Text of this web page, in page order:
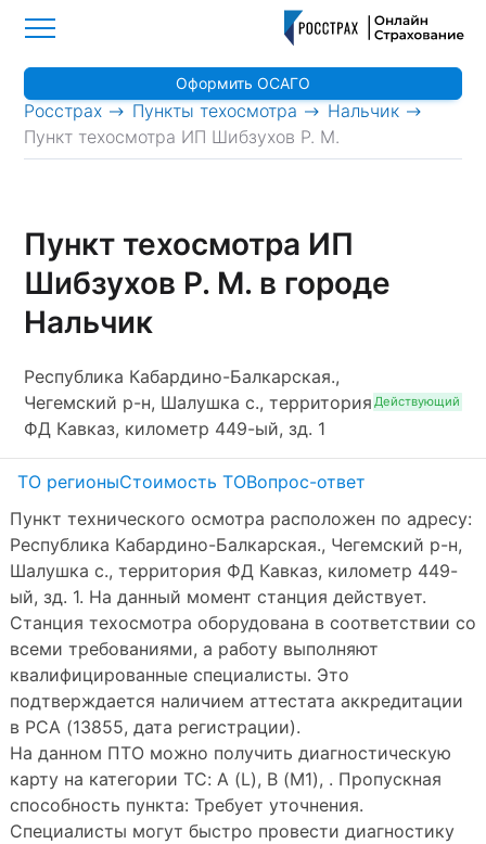
Росстрах > Пункты техосмотра > Нальчик >
Пункт техосмотра ИП Шибзухов Р. М.
Оформить ОСАГО
Пункт техосмотра ИП
Шибзухов Р. М. в городе
Нальчик
Республика Кабардино-Балкарская.,
Чегемский р-н, Шалушка с., территория
ФД Кавказ, километр 449-ый, зд. 1
Действующий
ТО регионыСтоимость ТОВопрос-ответ
Пункт технического осмотра расположен по адресу:
Республика Кабардино-Балкарская., Чегемский р-н,
Шалушка с., территория ФД Кавказ, километр 449-
ый, зд. 1. На данный момент станция действует.
Станция техосмотра оборудована в соответствии со
всеми требованиями, а работу выполняют
квалифицированные специалисты. Это
подтверждается наличием аттестата аккредитации
в РСА (13855, дата регистрации).
На данном ПТО можно получить диагностическую
карту на категории ТС: A (L), B (M1), . Пропускная
способность пункта: Требует уточнения.
Специалисты могут быстро провести диагностику